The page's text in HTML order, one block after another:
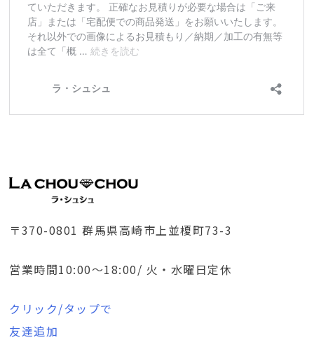
〒370-0801 群馬県高崎市上並榎町73-3
営業時間10:00～18:00/ 火・水曜日定休
クリック/タップで
友達追加